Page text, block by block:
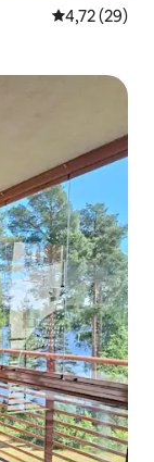
Évaluation
4,72 (29)